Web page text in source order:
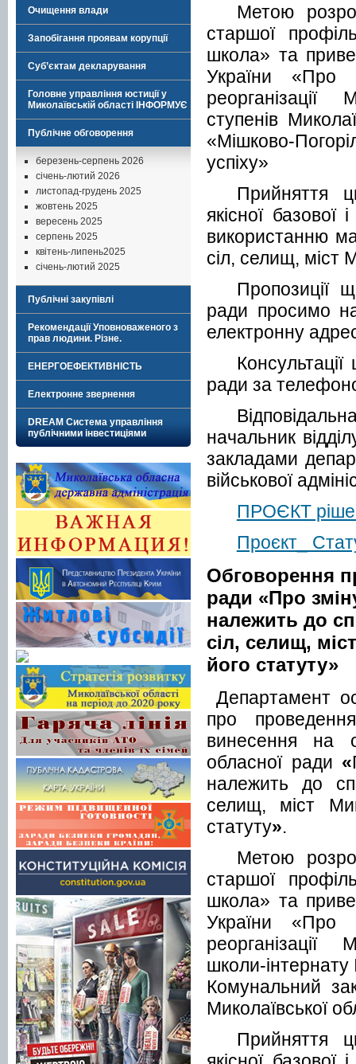
Очищення влади
Запобігання проявам корупції
Суб’єктам декларування
Головне управління юстиції у
Миколаївській області ІНФОРМУЄ
Публічне обговорення
березень-серпень 2026
січень-лютий 2026
листопад-грудень 2025
жовтень 2025
вересень 2025
серпень 2025
квітень-липень2025
січень-лютий 2025
Публічні закупівлі
Рекомендації Уповноваженого з
прав людини. Різне.
ЕНЕРГОЕФЕКТИВНІСТЬ
Електронне звернення
DREAM Система управління
публічними інвестиціями
Метою
старшої
школа» та
України «Про
реорганізації
ступенів
«Мішково-
успіху»
Прийняття
якісної базової
використанню
сіл, селищ, міст
Пропозиції
ради просимо
електронну
ради за
начальник
закладами
військової
ПРОЄКТ
Проєкт_
Обговорення
ради «Про
належить до
сіл, селищ,
його статуту»
Департамент
про
винесення на
обласної ради «
належить до
селищ, міст
статуту».
Метою
старшої
школа» та
України «Про
реорганізації
школи-інтернату
Комунальний
Миколаївської
Прийняття